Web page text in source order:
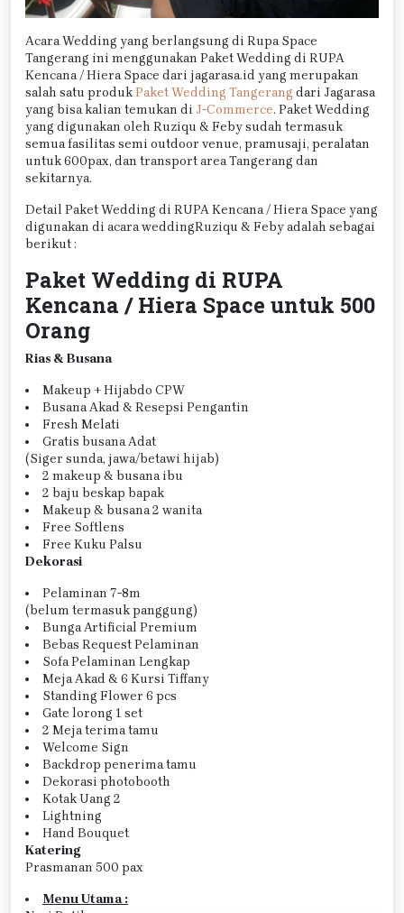
Acara Wedding yang berlangsung di Rupa Space
Tangerang ini menggunakan Paket Wedding di RUPA
Kencana / Hiera Space dari jagarasa.id yang merupakan
salah satu produkPaket Wedding Tangerang dari Jagarasa
yang bisa kalian temukan di J-Commerce. Paket Wedding
yang digunakan oleh Ruziqu & Feby sudah termasuk
semua fasilitas semi outdoor venue, pramusaji, peralatan
untuk 600pax, dan transport area Tangerang dan
sekitarnya.
Detail Paket Wedding di RUPA Kencana / Hiera Space yang
digunakan di acara weddingRuziqu & Feby adalah sebagai
berikut :
Paket Wedding di RUPA
Kencana / Hiera Space untuk 500
Orang
Rias & Busana
Makeup + Hijabdo CPW
Busana Akad & Resepsi Pengantin
Fresh Melati
Gratis busana Adat
(Siger sunda, jawa/betawi hijab)
2 makeup & busana ibu
2 baju beskap bapak
Makeup & busana 2 wanita
Free Softlens
Free Kuku Palsu
Dekorasi
Pelaminan 7-8m
(belum termasuk panggung)
Bunga Artificial Premium
Bebas Request Pelaminan
Sofa Pelaminan Lengkap
Meja Akad & 6 Kursi Tiffany
Standing Flower 6 pcs
Gate lorong 1 set
2 Meja terima tamu
Welcome Sign
Backdrop penerima tamu
Dekorasi photobooth
Kotak Uang 2
Lightning
Hand Bouquet
Katering
Prasmanan 500 pax
Menu Utama :